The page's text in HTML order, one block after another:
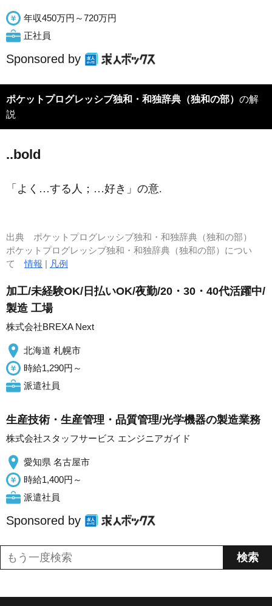
年収450万円～720万円
正社員
Sponsored by
ポケットプログレッシブ独和・和独辞典（独和の部） の解
説
..bold
「よく…する人；…好き」の意.
出典 ポケットプログレッシブ独和・和独辞典（独和の部）
ポケットプログレッシブ独和・和独辞典（独和の部）につい
て情報 | 凡例
加工/未経験OK/日払いOK/夜勤/20・30・40代活躍中/
製造 工場
株式会社BREXA Next
北海道 札幌市
時給1,290円～
派遣社員
生産技術・生産管理・品質管理/光学機器の製造業務
株式会社スタッフサービス エンジニアガイド
愛知県 名古屋市
時給1,400円～
派遣社員
Sponsored by